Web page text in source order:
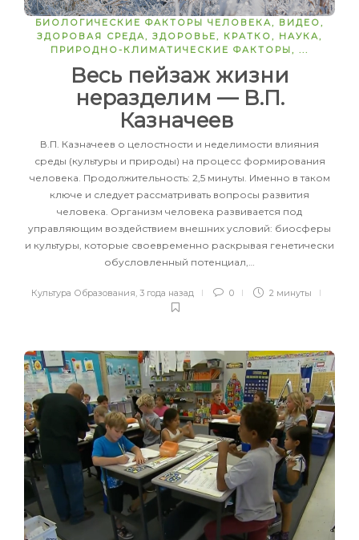
ЗАПУСТИТЬ
БИОЛОГИЧЕСКИЕ ФАКТОРЫ ЧЕЛОВЕКА, ВИДЕО,
ЗДОРОВАЯ СРЕДА, ЗДОРОВЬЕ, КРАТКО, НАУКА,
ПРИРОДНО-КЛИМАТИЧЕСКИЕ ФАКТОРЫ, ...
Весь пейзаж жизни
неразделим — В.П.
Казначеев
В.П. Казначеев о целостности и неделимости влияния
среды (культуры и природы) на процесс формирования
человека. Продолжительность: 2,5 минуты. Именно в таком
ключе и следует рассматривать вопросы развития
человека. Организм человека развивается под
управляющим воздействием внешних условий: биосферы
и культуры, которые своевременно раскрывая генетически
обусловленный потенциал,…
Культура Образования, 3 года назад 0 2 минуты